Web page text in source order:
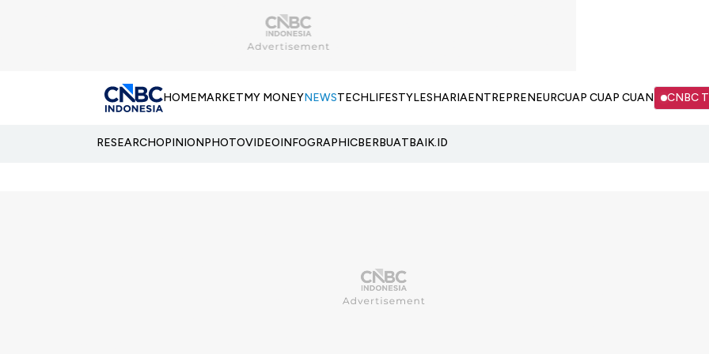
HOMEMARKETMY MONEYNEWSTECHLIFESTYLESHARIAENTREPRENEURCUAP CUAP CUAN CNBC
RESEARCHOPINIONPHOTOVIDEOINFOGRAPHICBERBUATBAIK.ID